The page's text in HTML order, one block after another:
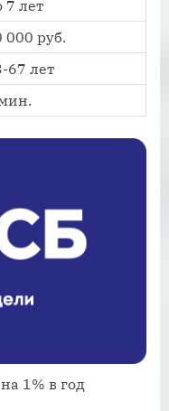
7 лет
000 руб.
67 лет
1% в год